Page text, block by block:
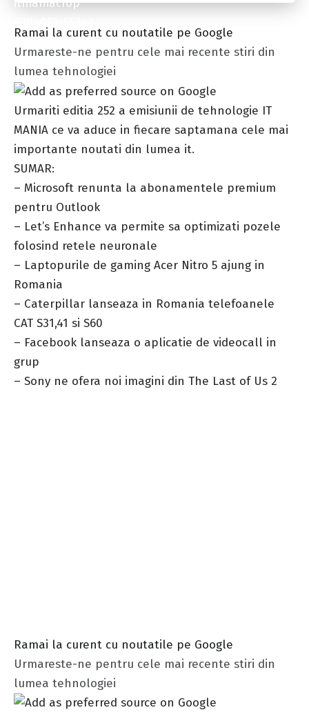
Ramai la curent cu noutatile pe Google
Urmareste-ne pentru cele mai recente stiri din
lumea tehnologiei
Urmariti editia 252 a emisiunii de tehnologie IT
MANIA ce va aduce in fiecare saptamana cele mai
importante noutati din lumea it.
SUMAR:
– Microsoft renunta la abonamentele premium
pentru Outlook
– Let’s Enhance va permite sa optimizati pozele
folosind retele neuronale
– Laptopurile de gaming Acer Nitro 5 ajung in
Romania
– Caterpillar lanseaza in Romania telefoanele
CAT S31,41 si S60
– Facebook lanseaza o aplicatie de videocall in
grup
– Sony ne ofera noi imagini din The Last of Us 2
Ramai la curent cu noutatile pe Google
Urmareste-ne pentru cele mai recente stiri din
lumea tehnologiei